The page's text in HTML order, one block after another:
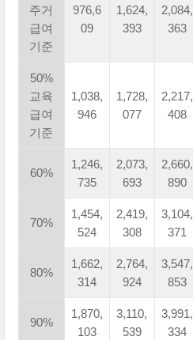
주거
급여
기준
976,6
09
1,624,
393
2,084,
363
50%
교육
급여
기준
1,038,
946
1,728,
077
2,217,
408
60%
1,246,
735
2,073,
693
2,660,
890
70%
1,454,
524
2,419,
308
3,104,
371
80%
1,662,
314
2,764,
924
3,547,
853
90%
1,870,
103
3,110,
539
3,991,
334